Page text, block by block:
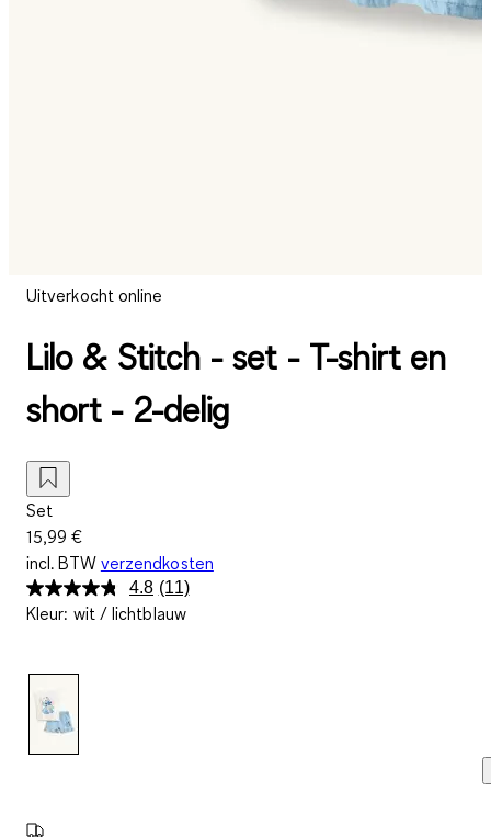
Uitverkocht online
Lilo & Stitch - set - T-shirt en
short - 2-delig
Set
15,99 €
incl. BTW verzendkosten
4.8 Lees
11
(11)
Kleur: wit / lichtblauw